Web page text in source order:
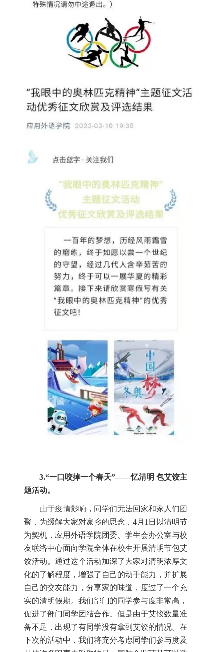
3.“一口咬掉一个春天”——忆清明 包艾饺主
题活动。
由于疫情影响，同学们无法回家和家人们团
聚，为缓解大家对家乡的思念，4月 1 日以清明节
为契机，应用外语学院团委、学生会办公室与校
友联络中心面向学院全体在校生开展清明节包艾
饺活动。通过这个活动加深了大家对清明浓厚文
化的了解程度，增强了自己的动手能力，并扩展
自己的交友能力，分享家的味道，度过了一个充
实的清明假期。我们部门的同学参与度非常高，
促进了部门同学团结合作。但是由于艾饺数量准
备不足，出现了有同学没有拿到艾饺的情况。在
下次的活动中，我们将充分考虑同学们参与度及